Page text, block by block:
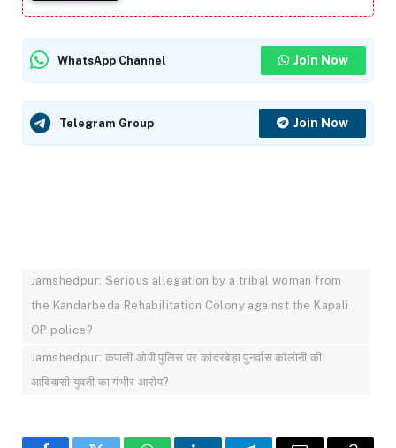
WhatsApp Channel Join Now
Telegram Group Join Now
Jamshedpur: Serious allegation by a tribal woman from
the Kandarbeda Rehabilitation Colony against the Kapali
OP police?
Jamshedpur: कपाली ओपी पुलिस पर कांदरबेड़ा पुनर्वास कॉलोनी की
आदिवासी युवती का गंभीर आरोप?